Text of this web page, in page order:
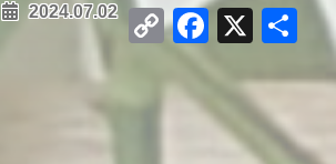
2024.07.02 Copy
Link
X 共
有